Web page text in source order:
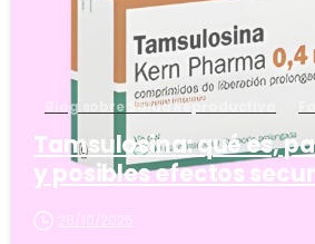
Blog sobre Salud Reproductiva
Tamsulosina: qué es,
y posibles efectos
28/10/2025